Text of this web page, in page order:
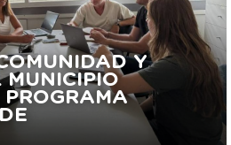
Y
MUNICIPIO
PROGRAMA